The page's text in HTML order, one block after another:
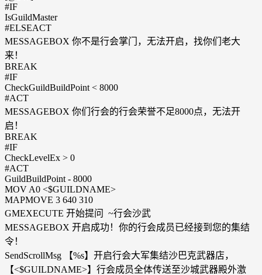
#IF
IsGuildMaster
#ELSEACT
MESSAGEBOX 你不是行会掌门，无法开启，找你们老大
来！
BREAK
#IF
CheckGuildBuildPoint < 8000
#ACT
MESSAGEBOX 你们行会的行会荣誉不足8000点，无法开
启！
BREAK
#IF
CheckLevelEx > 0
#ACT
GuildBuildPoint - 8000
MOV A0 <$GUILDNAME>
MAPMOVE 3 640 310
GMEXECUTE 开始提问 ~行会沙武
MESSAGEBOX 开启成功！你的行会成员已经接到您的集结
令！
SendScrollMsg 【%s】开启行会大军集结沙巴克武器店，
【<$GUILDNAME>】行会成员全体传送至沙城武器殿外激